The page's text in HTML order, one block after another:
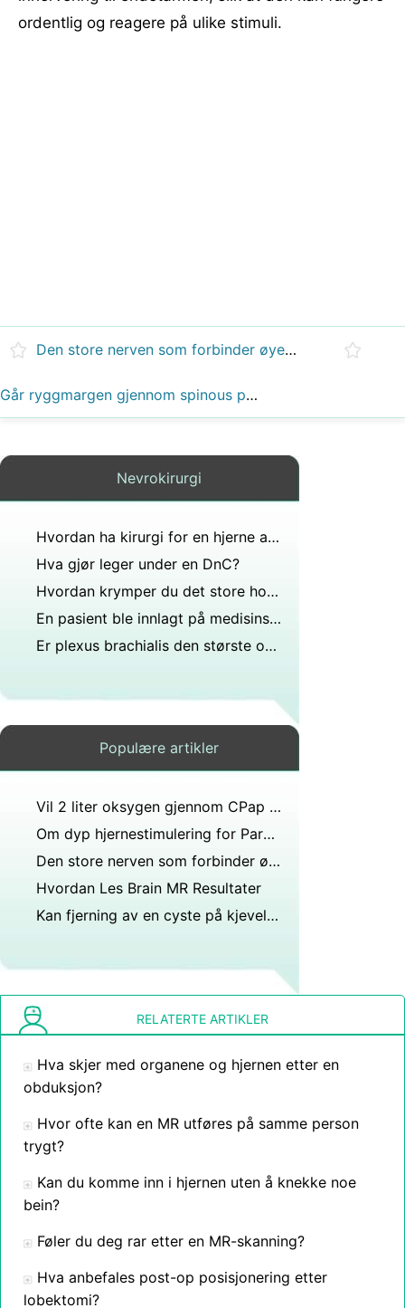
ordentlig og reagere på ulike stimuli.
Den store nerven som forbinder øyet med hjernen kalles optisk nerve?
Går ryggmargen gjennom spinous prosess?
Nevrokirurgi
Hvordan ha kirurgi for en hjerne aneurisme
Hva gjør leger under en DnC?
Hvordan krymper du det store hodet ditt?
En pasient ble innlagt på medisinsk kirurgisk enhet med et hjerneslag som påvirket motoriske nevroner i pyramidebanen. Dette tapet av frivillig bevegelse hans venstre side.?
Er plexus brachialis den største og lengste nerven i kroppen?
Populære artikler
Vil 2 liter oksygen gjennom CPap skade øynene?
Om dyp hjernestimulering for Parkinsons sykdom
Den store nerven som forbinder øyet med hjernen kalles optisk nerve?
Hvordan Les Brain MR Resultater
Kan fjerning av en cyste på kjevelinjen føre til nerveskade?
RELATERTE ARTIKLER
Hva skjer med organene og hjernen etter en
obduksjon?
Hvor ofte kan en MR utføres på samme person
trygt?
Kan du komme inn i hjernen uten å knekke noe
bein?
Føler du deg rar etter en MR-skanning?
Hva anbefales post-op posisjonering etter
lobektomi?